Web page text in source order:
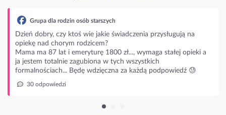
osób starszych
ktoś wie jakie świadczenia przysługują na
rodzicem?
i emeryturę 1800 zł..., wymaga stałej opieki a
zagubiona w tych wszystkich
Będę wdzięczna za każdą podpowiedź 😓